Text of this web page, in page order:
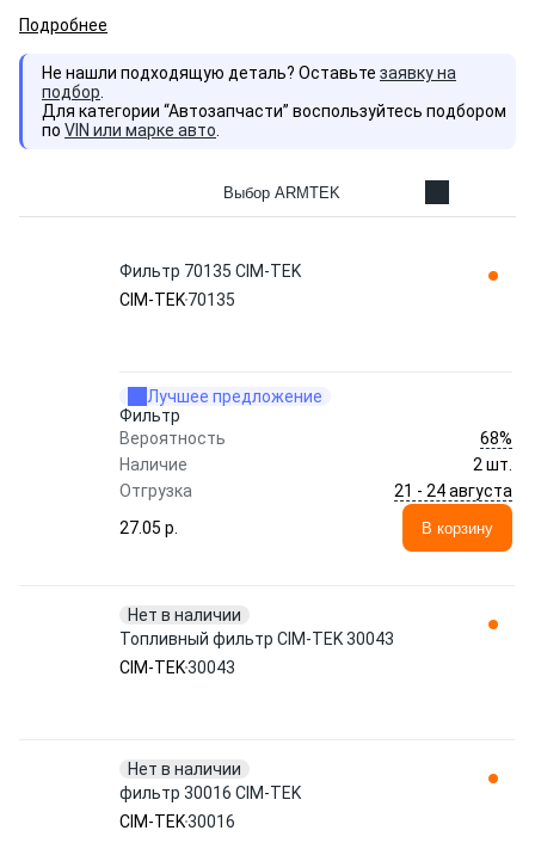
Подробнее
Не нашли подходящую деталь? Оставьте заявку на
подбор
Для категории “Автозапчасти” воспользуйтесь подбором
по VIN или марке авто
Выбор ARMTEK
Фильтр 70135 CIM-TEK
CIM-TEK70135
Лучшее предложение
Фильтр
Вероятность
68%
Наличие
2 шт.
Отгрузка
21 - 24 августа
27.05 p.
В корзину
Нет в наличии
Топливный фильтр CIM-TEK 30043
CIM-TEK30043
Нет в наличии
фильтр 30016 CIM-TEK
CIM-TEK30016